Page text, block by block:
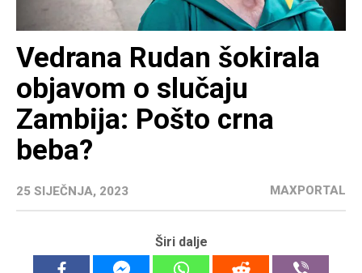
Vedrana Rudan šokirala
objavom o slučaju
Zambija: Pošto crna
beba?
25 SIJEČNJA, 2023 MAXPORTAL
Širi dalje